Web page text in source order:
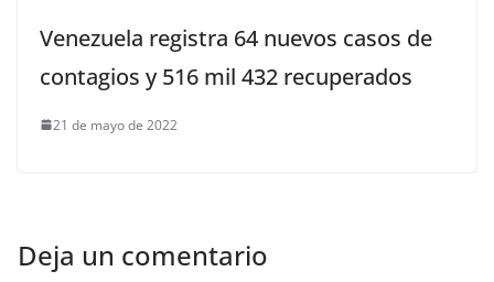
Venezuela registra 64 nuevos casos de
contagios y 516 mil 432 recuperados
21 de mayo de 2022
Deja un comentario